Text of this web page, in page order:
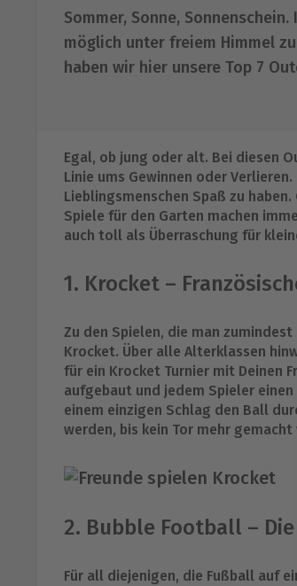
Sommer, Sonne,
möglich unter freiem Himmel
haben wir hier unsere Top 7
Egal, ob jung oder alt. Bei diesen
Linie ums Gewinnen oder
Lieblingsmenschen Spaß zu
Spiele für den Garten machen
auch toll als Überraschung für
1. Krocket –
Zu den Spielen, die man
Krocket. Über alle Alterklassen
für ein Krocket Turnier mit Deinen
aufgebaut und jedem Spieler
einem einzigen Schlag den Ball
werden, bis kein Tor mehr
2. Bubble Football –
Für all diejenigen, die Fußball auf